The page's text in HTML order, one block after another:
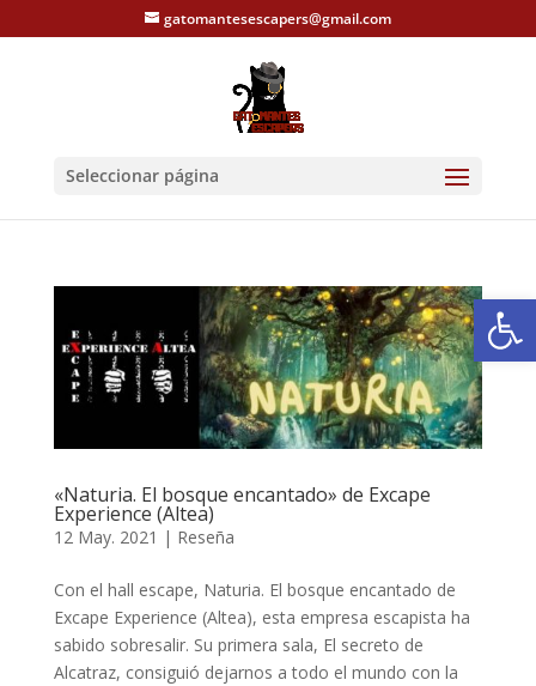
gatomantesescapers@gmail.com
Seleccionar página
«Naturia. El bosque encantado» de Excape
Experience (Altea)
12 May. 2021 | Reseña
Con el hall escape, Naturia. El bosque encantado de
Excape Experience (Altea), esta empresa escapista ha
sabido sobresalir. Su primera sala, El secreto de
Alcatraz, consiguió dejarnos a todo el mundo con la